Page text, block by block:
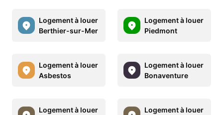
Logement à louer
Berthier-sur-Mer
Logement à louer
Piedmont
Logement à louer
Asbestos
Logement à louer
Bonaventure
Logement à louer
Logement à louer